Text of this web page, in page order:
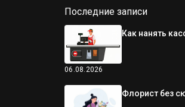
Последние записи
06.08.2026
Как нанять
Флорист без